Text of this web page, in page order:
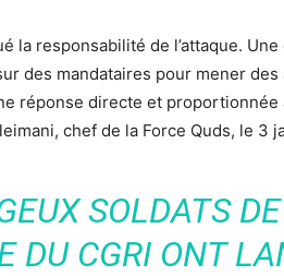
la responsabilité de l’attaque.
des mandataires pour mener des
réponse directe et proportionnée
chef de la Force Quds, le 3
SOLDATS DE
DU CGRI ONT